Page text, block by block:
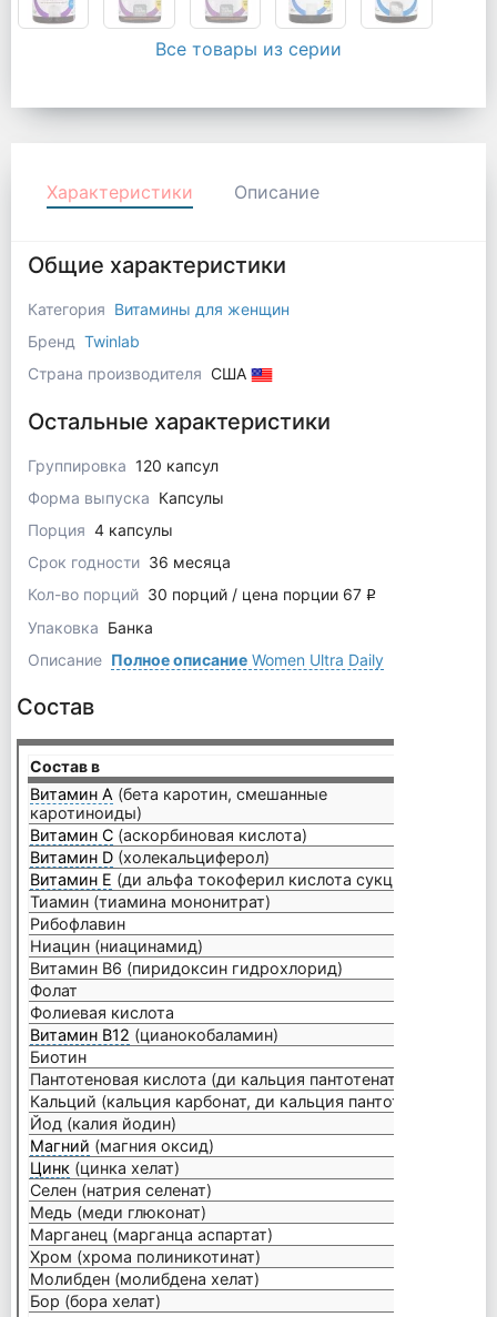
Все товары из серии
Характеристики Описание
Общие характеристики
Категория Витамины для женщин
Бренд Twinlab
Страна производителя США
Остальные характеристики
Группировка 120 капсул
Форма выпуска Капсулы
Порция 4 капсулы
Срок годности 36 месяца
Кол-во порций 30 порций / цена порции 67 q
Упаковка Банка
Описание Полное описаниеWomen Ultra Daily
Состав
Состав в
Витамин А (бета каротин, смешанные
каротиноиды)
Витамин С (аскорбиновая кислота)
Витамин D (холекальциферол)
Витамин Е (ди альфа токоферил кислота сукцинат)
Тиамин (тиамина мононитрат)
Рибофлавин
Ниацин (ниацинамид)
Витамин В6 (пиридоксин гидрохлорид)
Фолат
Фолиевая кислота
Витамин В12 (цианокобаламин)
Биотин
Пантотеновая кислота (ди кальция пантотенат)
Кальций (кальция карбонат, ди кальция пантотенат)
Йод (калия йодин)
Магний (магния оксид)
Цинк (цинка хелат)
Селен (натрия селенат)
Медь (меди глюконат)
Марганец (марганца аспартат)
Хром (хрома полиникотинат)
Молибден (молибдена хелат)
Бор (бора хелат)